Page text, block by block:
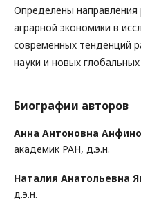
Определены
аграрной экономики в
современных тенденций
науки и новых
Биографии авторов
Анна Антоновна
академик РАН, д.э.н.
Наталия Анатольевна
д.э.н.